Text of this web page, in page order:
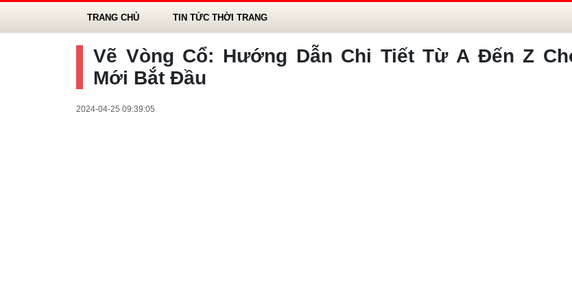
TRANG CHỦ TIN TỨC THỜI TRANG
Vẽ Vòng Cổ: Hướng Dẫn Chi Tiết Từ A Đến Z
Mới Bắt Đầu
2024-04-25 09:39:05